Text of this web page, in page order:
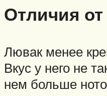
Отличия
Лювак менее
Вкус у него не
нем больше